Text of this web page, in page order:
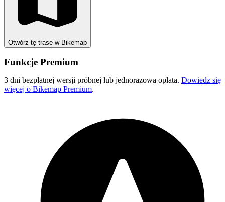
Otwórz tę trasę w Bikemap
Funkcje Premium
3 dni bezpłatnej wersji próbnej lub jednorazowa opłata. Dowiedz się
więcej o Bikemap Premium.